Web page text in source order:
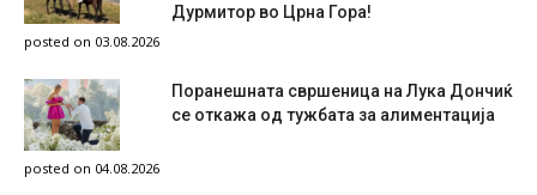
Дурмитор во Црна Гора!
posted on 03.08.2026
Поранешната свршеница на Лука Дончиќ
се откажа од тужбата за алиментација
posted on 04.08.2026